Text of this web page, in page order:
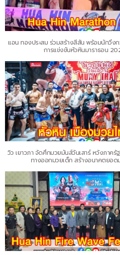
แอน ทองประสม ร่วมสร้างสีสัน พร้อมนักวิ่ง
การแข่งขันหัวหินมาราธอน
วิว เยาวภา จัดศึกมวยมันส์วันเสาร์ หวังภาครั
ทางออกมวยเด็ก สร้างอนาคตยอด